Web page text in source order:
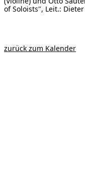
About
Kalender
of Soloists", Leit.:
zurück zum Kalender